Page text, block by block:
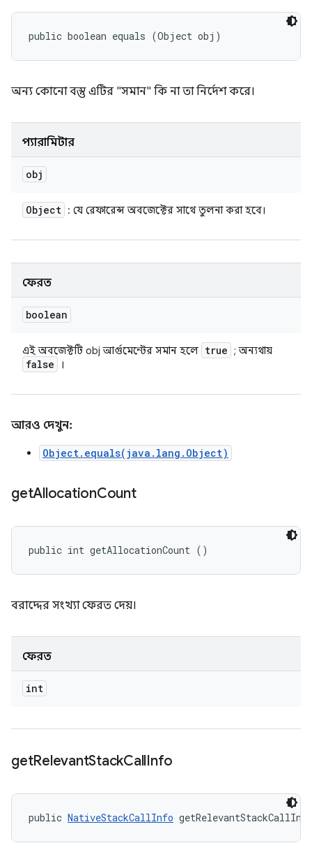
public boolean equals (Object obj)
অন্য কোনো বস্তু এটির "সমান" কি না তা নির্দেশ করে।
প্যারামিটার
obj
Object : যে রেফারেন্স অবজেক্টের সাথে তুলনা করা হবে।
ফেরত
boolean
এই অবজেক্টটি obj আর্গুমেন্টের সমান হলে true ; অন্যথায়
false ।
আরও দেখুন:
Object.equals(java.lang.Object)
getAllocationCount
public int getAllocationCount ()
বরাদ্দের সংখ্যা ফেরত দেয়।
ফেরত
int
getRelevantStackCallInfo
public NativeStackCallInfo